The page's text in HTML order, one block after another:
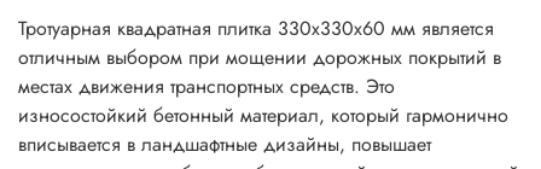
Тротуарная квадратная плитка 330х330х60 мм является
отличным выбором при мощении дорожных покрытий в
местах движения транспортных средств. Это
износостойкий бетонный материал, который гармонично
вписывается в ландшафтные дизайны, повышает